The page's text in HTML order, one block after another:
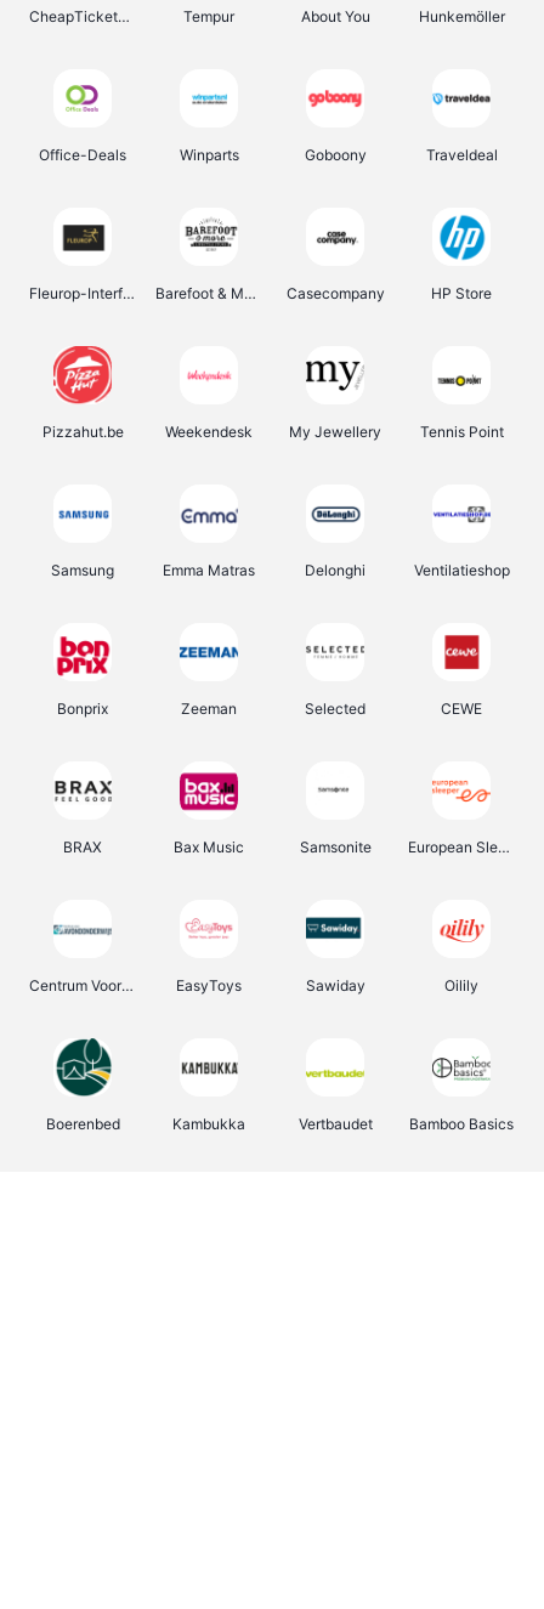
CheapTickets.be Tempur About You Hunkemöller
Office-Deals Winparts Goboony Traveldeal
Fleurop-Interflora Barefoot & More Casecompany HP Store
Pizzahut.be Weekendesk My Jewellery Tennis Point
Samsung Emma Matras Delonghi Ventilatieshop
Bonprix Zeeman Selected CEWE
BRAX Bax Music Samsonite European Sleeper
Centrum Voor Avondonderwijs EasyToys Sawiday Oilily
Boerenbed Kambukka Vertbaudet Bamboo Basics